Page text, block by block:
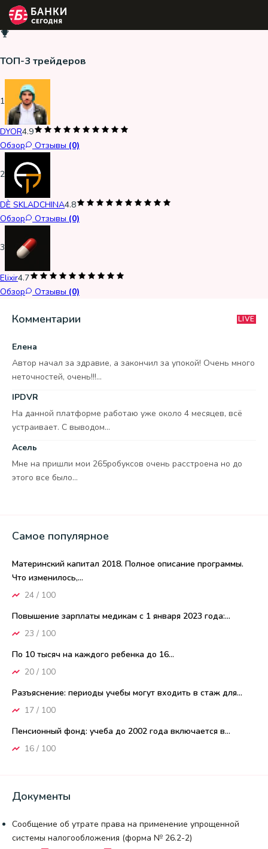
ТОП-3 трейдеров
1
DYOR4.9
Обзор
Отзывы (0)
2
DÈ SKLADCHINA4.8
Обзор
Отзывы (0)
3
Elixir4.7
Обзор
Отзывы (0)
Комментарии LIVE
Елена
Автор начал за здравие, а закончил за упокой! Очень много
неточностей, очень!!!...
IPDVR
На данной платформе работаю уже около 4 месяцев, всё
устраивает. С выводом...
Асель
Мне на пришли мои 265робуксов очень расстроена но до
этого все было...
Самое популярное
Материнский капитал 2018. Полное описание программы.
Что изменилось,...
24 / 100
Повышение зарплаты медикам с 1 января 2023 года:...
23 / 100
По 10 тысяч на каждого ребенка до 16...
20 / 100
Разъяснение: периоды учебы могут входить в стаж для...
17 / 100
Пенсионный фонд: учеба до 2002 года включается в...
16 / 100
Документы
Сообщение об утрате права на применение упрощенной
системы налогообложения (форма № 26.2-2)